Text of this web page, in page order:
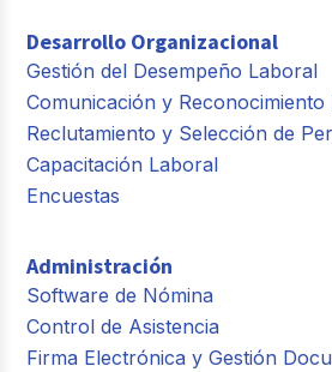
Desarrollo Organizacional
Gestión del Desempeño Laboral
Comunicación y Reconocimiento
Reclutamiento y Selección de
Capacitación Laboral
Encuestas
Administración
Software de Nómina
Control de Asistencia
Firma Electrónica y Gestión